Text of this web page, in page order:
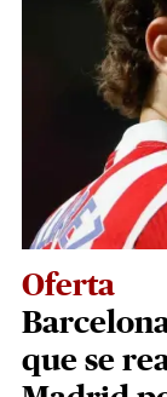
Oferta
que se